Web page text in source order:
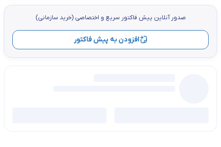
صدور آنلاین پيش فاكتور سریع و اختصاصي (خرید سازمانی)
افزودن به پیش فاکتور